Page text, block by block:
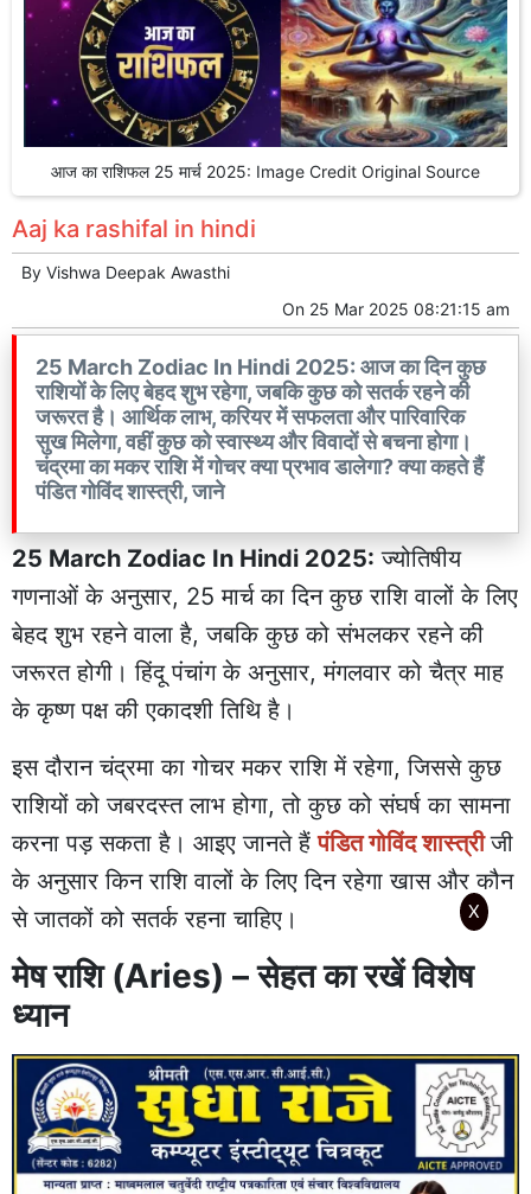
आज का राशिफल 25 मार्च 2025: Image Credit Original Source
Aaj ka rashifal in hindi
By Vishwa Deepak Awasthi
On 25 Mar 2025 08:21:15 am
25 March Zodiac In Hindi 2025: आज का दिन कुछ
राशियों के लिए बेहद शुभ रहेगा, जबकि कुछ को सतर्क रहने की
जरूरत है। आर्थिक लाभ, करियर में सफलता और पारिवारिक
सुख मिलेगा, वहीं कुछ को स्वास्थ्य और विवादों से बचना होगा।
चंद्रमा का मकर राशि में गोचर क्या प्रभाव डालेगा? क्या कहते हैं
पंडित गोविंद शास्त्री, जाने
25 March Zodiac In Hindi 2025: ज्योतिषीय
गणनाओं के अनुसार, 25 मार्च का दिन कुछ राशि वालों के लिए
बेहद शुभ रहने वाला है, जबकि कुछ को संभलकर रहने की
जरूरत होगी। हिंदू पंचांग के अनुसार, मंगलवार को चैत्र माह
के कृष्ण पक्ष की एकादशी तिथि है।
इस दौरान चंद्रमा का गोचर मकर राशि में रहेगा, जिससे कुछ
राशियों को जबरदस्त लाभ होगा, तो कुछ को संघर्ष का सामना
करना पड़ सकता है। आइए जानते हैंपंडित गोविंद शास्त्रीजी
के अनुसार किन राशि वालों के लिए दिन रहेगा खास और कौन
से जातकों को सतर्क रहना चाहिए।
मेष राशि (Aries) – सेहत का रखें विशेष
ध्यान
X